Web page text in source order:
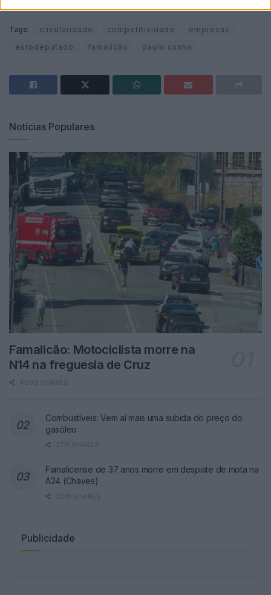
Tags: circularidade competitividade
empresas
eurodeputado
famalicão paulo cunha
Notícias Populares
Famalicão: Motociclista morre na
N14 na freguesia de Cruz
4699 SHARES
Combustíveis: Vem aí mais uma subida do preço do
gasóleo
3771 SHARES
Famalicense de 37 anos morre em despiste de mota na
A24 (Chaves)
2541 SHARES
Publicidade